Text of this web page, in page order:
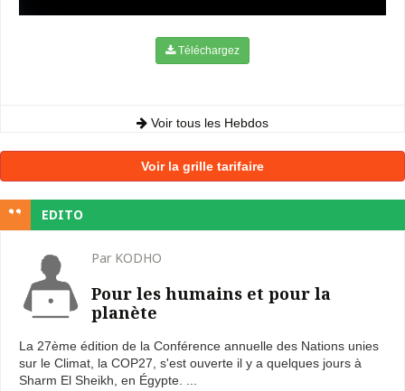
Téléchargez
Voir tous les Hebdos
Voir la grille tarifaire
EDITO
Par KODHO
Pour les humains et pour la
planète
La 27ème édition de la Conférence annuelle des Nations unies
sur le Climat, la COP27, s'est ouverte il y a quelques jours à
Sharm El Sheikh, en Égypte. ...